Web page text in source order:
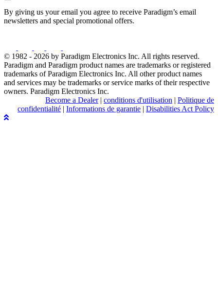
By giving us your email you agree to receive Paradigm’s email
newsletters and special promotional offers.
© 1982 - 2026 by Paradigm Electronics Inc. All rights reserved.
Paradigm and Paradigm product names are trademarks or registered
trademarks of Paradigm Electronics Inc. All other product names
and services may be trademarks or service marks of their respective
owners. Paradigm Electronics Inc.
Become a Dealer| conditions d'utilisation | Politique de
confidentialité | Informations de garantie | Disabilities Act Policy